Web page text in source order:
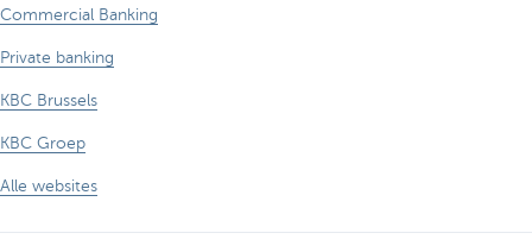
Commercial Banking
Private banking
KBC Brussels
KBC Groep
Alle websites